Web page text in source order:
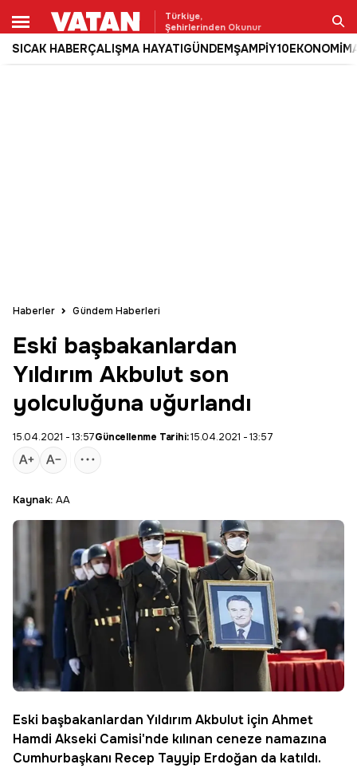
Türkiye,
Şehirlerinden Okunur
SICAK HABERÇALIŞMA HAYATIGÜNDEMŞAMPİY10EKONOMİ
Ara
Haberler Gündem Haberleri
Eski başbakanlardan
Yıldırım Akbulut son
yolculuğuna uğurlandı
15.04.2021 - 13:57Güncellenme Tarihi:15.04.2021 - 13:57
Kaynak: AA
Eski başbakanlardan Yıldırım Akbulut için Ahmet
Hamdi Akseki Camisi'nde kılınan ceneze namazına
Cumhurbaşkanı Recep Tayyip Erdoğan da katıldı.